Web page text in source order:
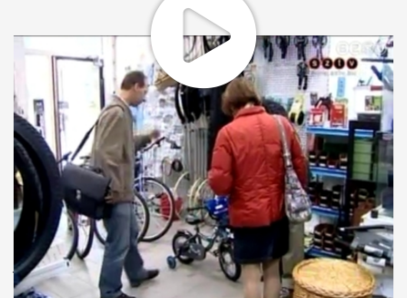
Vásárlóként érkeztek a fogyasztóvédők ebbe a belvárosi
kerékpárszaküzletbe. Gyermekbiciklit kértek.
"Nem visszük el a biciklit. Ez egy próbavásárlás volt."
Többek között azt vizsgálták, biztonságos-e a termék,
feltüntették-e a boltban a bicikli árát, és a használati utasítás
megfelel-e az előírásoknak. A megyei fogyasztóvédelmi
felügyelőség munkatársai évente mintegy ezer ilyen
vizsgálatot végeznek, és 4-500 panaszt vizsgálnak ki. A
júliusban indított fogyasztóvédelmi konzultáció keretében
egy kérdőíven 11 kérdésben várják a fogyasztók véleményét.